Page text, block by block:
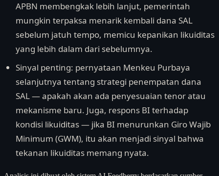
APBN membengkak lebih lanjut, pemerintah
mungkin terpaksa menarik kembali dana SAL
sebelum jatuh tempo, memicu kepanikan likuiditas
yang lebih dalam dari sebelumnya.
Sinyal penting: pernyataan Menkeu Purbaya
selanjutnya tentang strategi penempatan dana
SAL — apakah akan ada penyesuaian tenor atau
mekanisme baru. Juga, respons BI terhadap
kondisi likuiditas — jika BI menurunkan Giro Wajib
Minimum (GWM), itu akan menjadi sinyal bahwa
tekanan likuiditas memang nyata.